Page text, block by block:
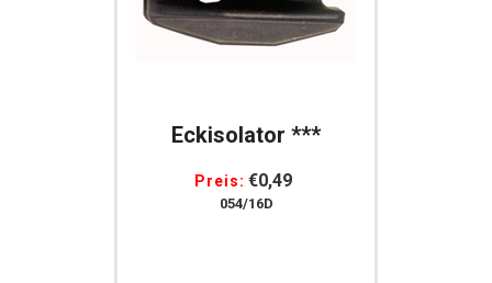
Eckisolator ***
Preis: €0,49
054/16D